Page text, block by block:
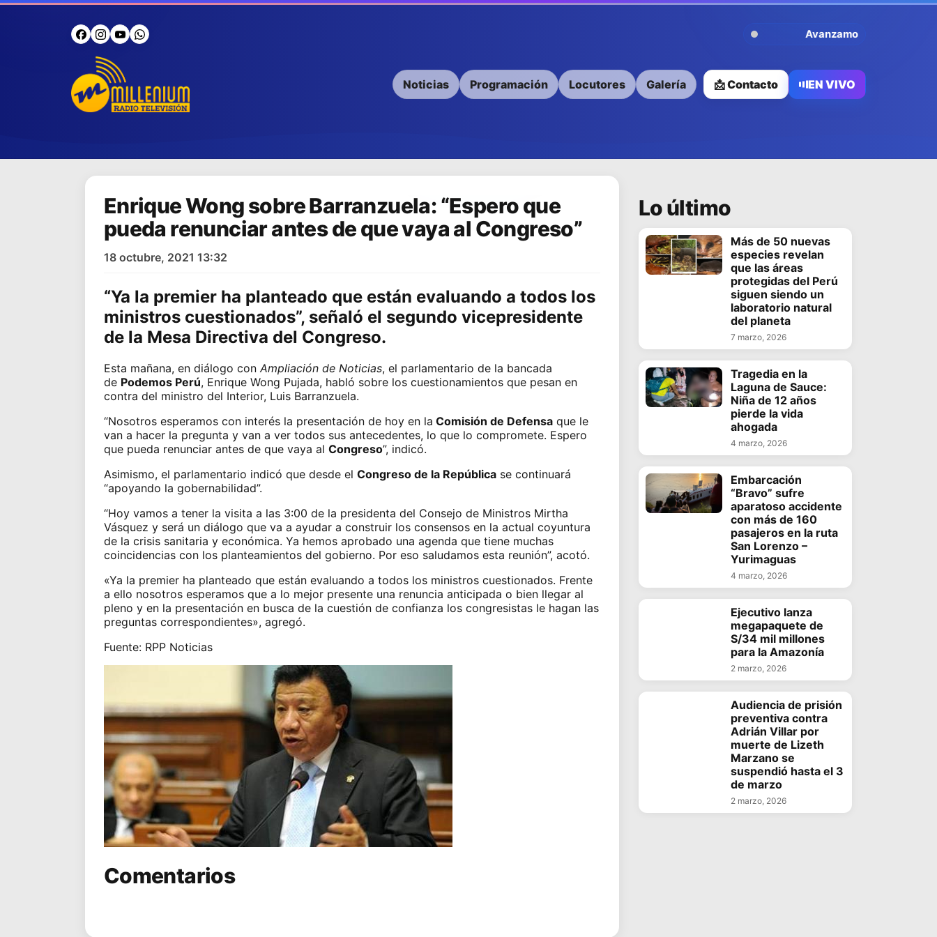
Avanzamos Contigo
Noticias Programación Locutores Galería 📩 Contacto EN VIVO
Enrique Wong sobre Barranzuela: “Espero que
pueda renunciar antes de que vaya al Congreso”
18 octubre, 2021 13:32
“Ya la premier ha planteado que están evaluando a todos los
ministros cuestionados”, señaló el segundo vicepresidente
de la Mesa Directiva del Congreso.
Esta mañana, en diálogo con Ampliación de Noticias, el parlamentario de la bancada
de Podemos Perú, Enrique Wong Pujada, habló sobre los cuestionamientos que pesan en
contra del ministro del Interior, Luis Barranzuela.
“Nosotros esperamos con interés la presentación de hoy en la Comisión de Defensaque le
van a hacer la pregunta y van a ver todos sus antecedentes, lo que lo compromete. Espero
que pueda renunciar antes de que vaya al Congreso”, indicó.
Asimismo, el parlamentario indicó que desde el Congreso de la Repúblicase continuará
“apoyando la gobernabilidad”.
“Hoy vamos a tener la visita a las 3:00 de la presidenta del Consejo de Ministros Mirtha
Vásquez y será un diálogo que va a ayudar a construir los consensos en la actual coyuntura
de la crisis sanitaria y económica. Ya hemos aprobado una agenda que tiene muchas
coincidencias con los planteamientos del gobierno. Por eso saludamos esta reunión”, acotó.
«Ya la premier ha planteado que están evaluando a todos los ministros cuestionados. Frente
a ello nosotros esperamos que a lo mejor presente una renuncia anticipada o bien llegar al
pleno y en la presentación en busca de la cuestión de confianza los congresistas le hagan las
preguntas correspondientes», agregó.
Fuente: RPP Noticias
Comentarios
Lo último
Más de 50 nuevas
especies revelan
que las áreas
protegidas del Perú
siguen siendo un
laboratorio natural
del planeta
7 marzo, 2026
Tragedia en la
Laguna de Sauce:
Niña de 12 años
pierde la vida
ahogada
4 marzo, 2026
Embarcación
“Bravo” sufre
aparatoso accidente
con más de 160
pasajeros en la ruta
San Lorenzo –
Yurimaguas
4 marzo, 2026
Ejecutivo lanza
megapaquete de
S/34 mil millones
para la Amazonía
2 marzo, 2026
Audiencia de prisión
preventiva contra
Adrián Villar por
muerte de Lizeth
Marzano se
suspendió hasta el 3
de marzo
2 marzo, 2026